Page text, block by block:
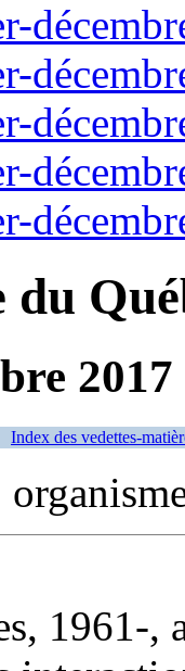
2017
Index des vedettes-
1961-,